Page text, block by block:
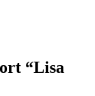
“Lisa